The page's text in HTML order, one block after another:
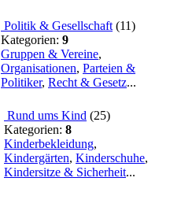
Politik & Gesellschaft (11)
Kategorien: 9
Gruppen & Vereine,
Organisationen, Parteien &
Politiker, Recht & Gesetz...
Rund ums Kind (25)
Kategorien: 8
Kinderbekleidung,
Kindergärten, Kinderschuhe,
Kindersitze & Sicherheit...